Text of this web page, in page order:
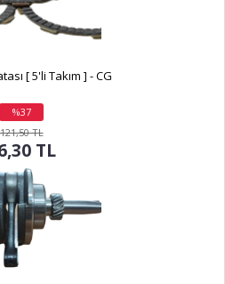
[ 5'li Takım ] - CG
%37
indirim
121,50 TL
TL